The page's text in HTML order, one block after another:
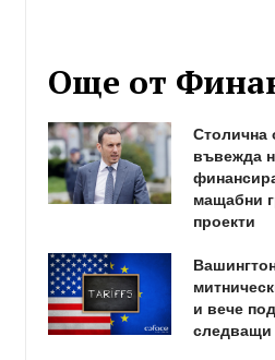
Още от
Столична
въвежда
мащабни
проекти
и вече
следващи